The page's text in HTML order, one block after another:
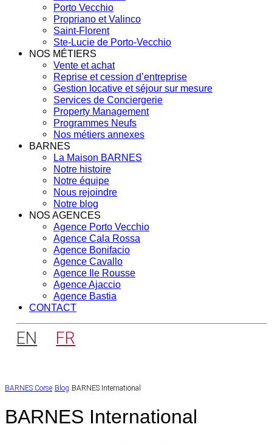
Porto Vecchio
Propriano et Valinco
Saint-Florent
Ste-Lucie de Porto-Vecchio
NOS MÉTIERS
Vente et achat
Reprise et cession d’entreprise
Gestion locative et séjour sur mesure
Services de Conciergerie
Property Management
Programmes Neufs
Nos métiers annexes
BARNES
La Maison BARNES
Notre histoire
Notre équipe
Nous rejoindre
Notre blog
NOS AGENCES
Agence Porto Vecchio
Agence Cala Rossa
Agence Bonifacio
Agence Cavallo
Agence Ile Rousse
Agence Ajaccio
Agence Bastia
CONTACT
EN FR
BARNES Corse Blog BARNES International
BARNES International